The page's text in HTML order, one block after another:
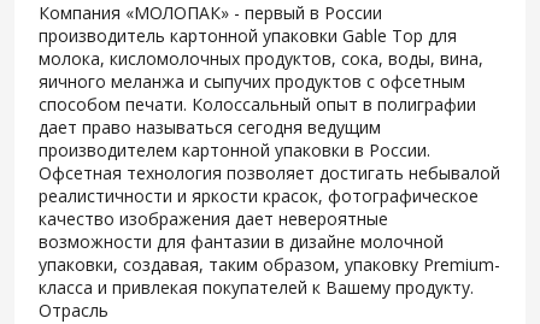
Компания «МОЛОПАК» - первый в России
производитель картонной упаковки Gable Top для
молока, кисломолочных продуктов, сока, воды, вина,
яичного меланжа и сыпучих продуктов с офсетным
способом печати. Колоссальный опыт в полиграфии
дает право называться сегодня ведущим
производителем картонной упаковки в России.
Офсетная технология позволяет достигать небывалой
реалистичности и яркости красок, фотографическое
качество изображения дает невероятные
возможности для фантазии в дизайне молочной
упаковки, создавая, таким образом, упаковку Premium-
класса и привлекая покупателей к Вашему продукту.
Отрасль